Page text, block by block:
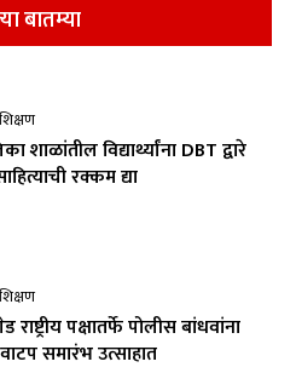
बातम्या
शाळांतील विद्यार्थ्यांना DBT द्वारे
रक्कम द्या
राष्ट्रीय पक्षातर्फे पोलीस बांधवांना
समारंभ उत्साहात